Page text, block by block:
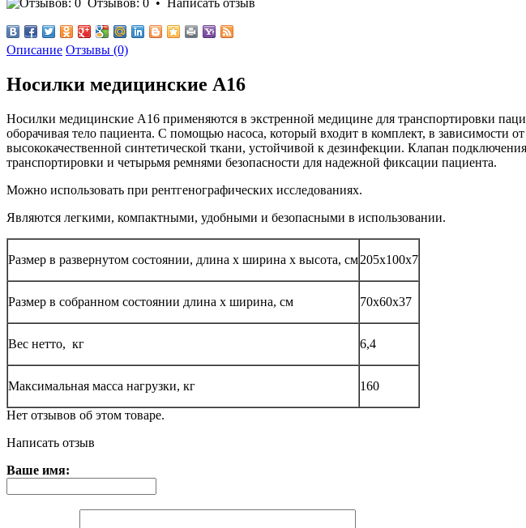
Описание Отзывы (0)
Носилки медицинские A16
Носилки медицинские A16 применяются в экстренной медицине для транспортировки
оборачивая тело пациента. С помощью насоса, который входит в комплект, в зависимости
высококачественной синтетической ткани, устойчивой к дезинфекции. Клапан
транспортировки и четырьмя ремнями безопасности для надежной фиксации пациента.
Можно использовать при рентгенографических исследованиях.
Являются легкими, компактными, удобными и безопасными в использовании.
Размер в развернутом состоянии, длина х ширина х высота, см205x100x7
Размер в собранном состоянии длина х ширина, см 70х60х37
Вес нетто, кг 6,4
Максимальная масса нагрузки, кг 160
Нет отзывов об этом товаре.
Написать отзыв
Ваше имя: